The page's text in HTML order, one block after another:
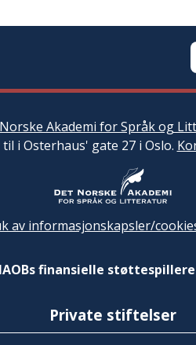
Akademi for Språk og
i Osterhaus' gate 27 i Oslo.
av informasjonskapsler/
finansielle støttespillere
Private stiftelser